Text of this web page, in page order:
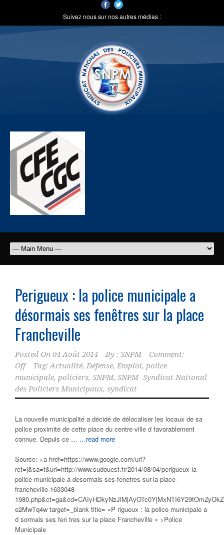
Suivez nous sur nos autres médias :
Perigueux : la police municipale a
désormais ses fenêtres sur la place
Francheville
Posted On 04 Août 2014 By : SNPM
Comment:
Off
Tag:Actualité, Défense, Emploi, police
municipale, policiers, SNPM, SNPM- Syndicat National
des Policiers Municipaux, syndicat
La nouvelle municipalité a décidé de délocaliser les locaux de sa
police proximité de cette place du centre-ville d favorablement
connue. Depuis ce … …read more
Source: <a href=https://www.google.com/url?
rct=j&sa=t&url=http://www.sudouest.fr/2014/08/04/perigueux-la-
police-municipale-a-desormais-ses-fenetres-sur-la-place-
francheville-1633048-
e2MwTq4w target=_blank title= »P rigueux : la police municipale a
d sormais ses fen tres sur la place Francheville » >Police
Municipale